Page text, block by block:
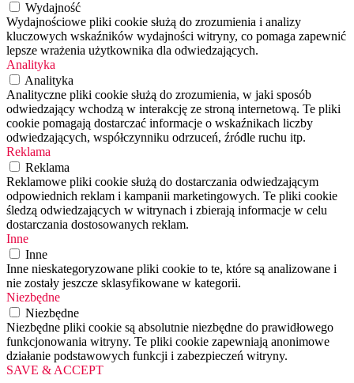
Wydajność
Wydajnościowe pliki cookie służą do zrozumienia i analizy
kluczowych wskaźników wydajności witryny, co pomaga zapewnić
lepsze wrażenia użytkownika dla odwiedzających.
Analityka
Analityka
Analityczne pliki cookie służą do zrozumienia, w jaki sposób
odwiedzający wchodzą w interakcję ze stroną internetową. Te pliki
cookie pomagają dostarczać informacje o wskaźnikach liczby
odwiedzających, współczynniku odrzuceń, źródle ruchu itp.
Reklama
Reklama
Reklamowe pliki cookie służą do dostarczania odwiedzającym
odpowiednich reklam i kampanii marketingowych. Te pliki cookie
śledzą odwiedzających w witrynach i zbierają informacje w celu
dostarczania dostosowanych reklam.
Inne
Inne
Inne nieskategoryzowane pliki cookie to te, które są analizowane i
nie zostały jeszcze sklasyfikowane w kategorii.
Niezbędne
Niezbędne
Niezbędne pliki cookie są absolutnie niezbędne do prawidłowego
funkcjonowania witryny. Te pliki cookie zapewniają anonimowe
działanie podstawowych funkcji i zabezpieczeń witryny.
SAVE & ACCEPT